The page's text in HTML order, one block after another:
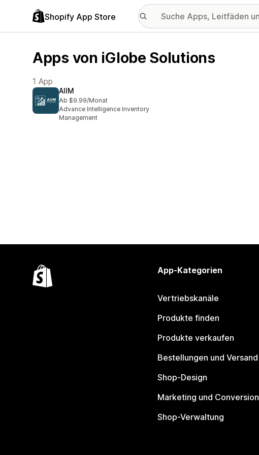
Shopify App Store
Apps von iGlobe Solutions
1 App
AIIM
Ab $9.99/Monat
Advance Intelligence Inventory
Management
App-Kategorien
Vertriebskanäle
Produkte finden
Produkte verkaufen
Bestellungen und Versand
Shop-Design
Marketing und Conversion
Shop-Verwaltung